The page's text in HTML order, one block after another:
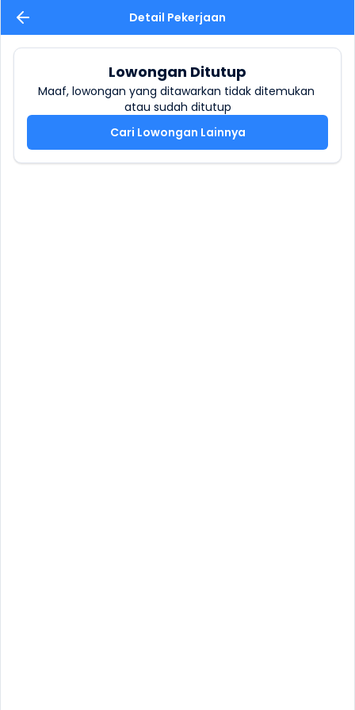
Detail Pekerjaan
Lowongan Ditutup
Maaf, lowongan yang ditawarkan tidak ditemukan
atau sudah ditutup
Cari Lowongan Lainnya